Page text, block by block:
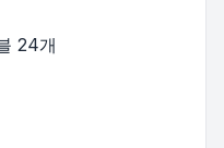
24개